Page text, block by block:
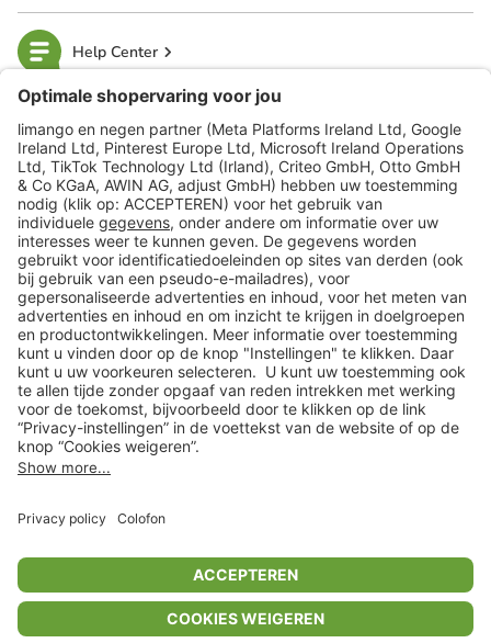
Help Center
limango
Veilig winkelen
Klantenservice
Shop
Acties
limango.de limango.pl